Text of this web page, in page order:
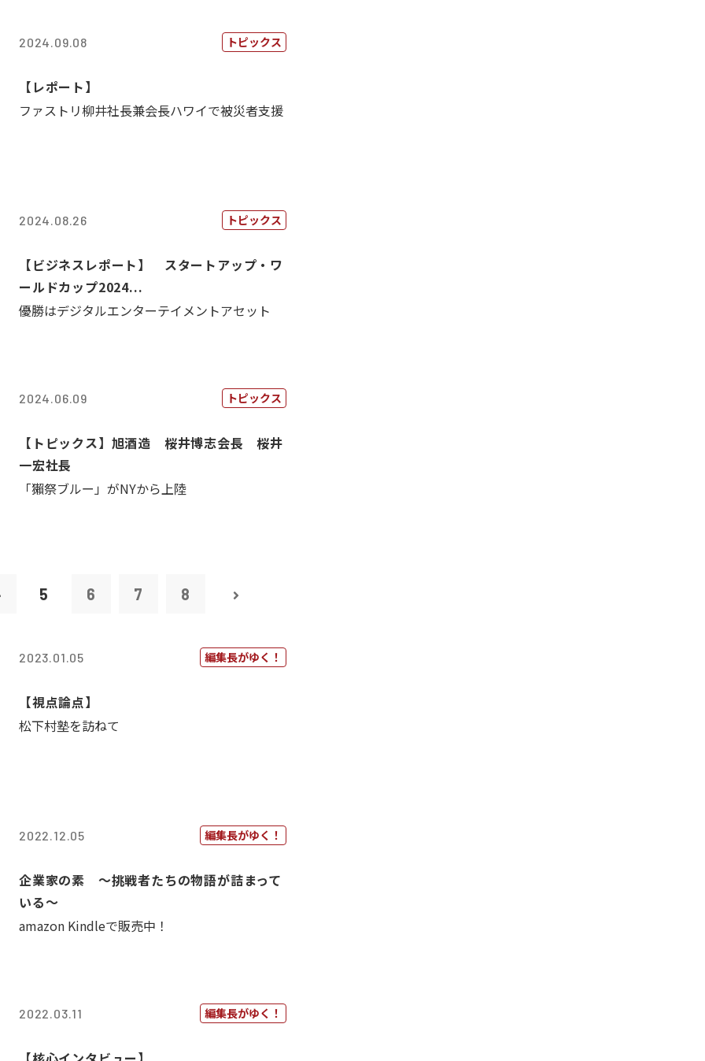
2024.09.08 トピックス
【レポート】
ファストリ柳井社長兼会長ハワイで被災者支援
2024.08.26 トピックス
【ビジネスレポート】 スタートアップ・ワ
ールドカップ2024...
優勝はデジタルエンターテイメントアセット
2024.06.09 トピックス
【トピックス】旭酒造 桜井博志会長 桜井
一宏社長
「獺祭ブルー」がNYから上陸
5 6 7 8
2023.01.05 編集長がゆく！
【視点論点】
松下村塾を訪ねて
2022.12.05 編集長がゆく！
企業家の素 〜挑戦者たちの物語が詰まって
いる〜
amazon Kindleで販売中！
2022.03.11 編集長がゆく！